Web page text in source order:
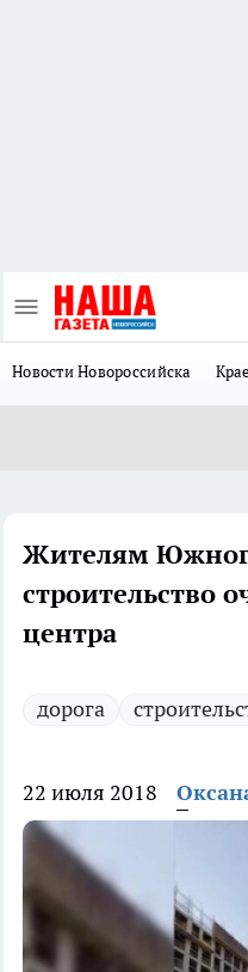
Новости Новороссийска
Жителям
строительство
центра
дорога
22 июля 2018